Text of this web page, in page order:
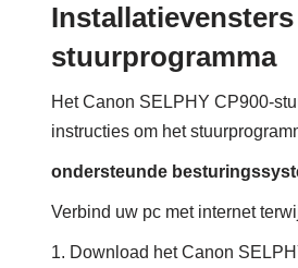
stuurprogramma
Het Canon SELPHY CP900-
instructies om het
ondersteunde
Verbind uw pc met internet
1. Download het Canon